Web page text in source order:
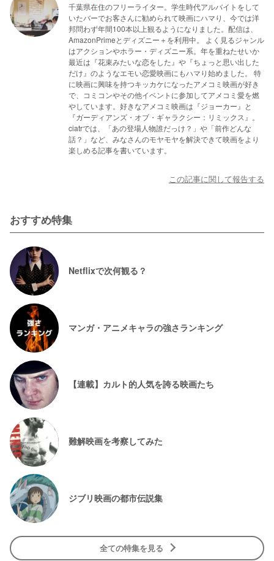
千葉県在住のフリーライター。学生時代アルバイトをして
いたバーでお客さんに勧められて映画にハマり、今では洋
邦問わず年間100本以上観るようになりました。配信は、
AmazonPrimeとディズニー＋を利用中。 よく見るジャンル
はアクションやホラー・ディズニー系。年を重ねたせいか
最近は『花束みたいな恋をした』や『ちょっと思い出した
だけ』のようなエモい恋愛映画にもハマり始めました。 特
に映画に興味を持つキッカケになったアメコミ映画が好き
で、コミコンやその他イベントに参加してアメコミ愛を燃
やしています。好きなアメコミ映画は『ジョーカー』と
『ガーディアンズ・オブ・ギャラクシー：リミックス』。
ciatrでは、「あの登場人物誰だっけ？」や「前作どんな
話？」など、みなさんのモヤモヤを解決できて映画をより
楽しめる記事を書いています。
この記事に関して報告する
おすすめ特集
Netflixで次何観る？
マンガ・アニメキャラの強さランキング
【連載】カルト的人気を誇る映画たち
難解映画を考察してみた
ジブリ映画の都市伝説集
全ての特集を見る